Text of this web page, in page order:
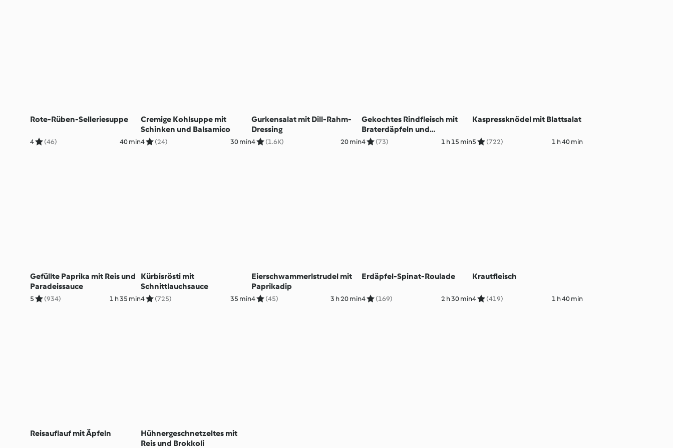
Rote-Rüben-Selleriesuppe
4 (46) 40 min
Cremige Kohlsuppe mit
Schinken und Balsamico
4 (24) 30 min
Gurkensalat mit Dill-Rahm-
Dressing
4 (1.6K) 20 min
Gekochtes Rindfleisch mit
Braterdäpfeln und
Wurzelgemüse
4 (73) 1 h 15 min
Kaspressknödel mit Blattsalat
5 (722) 1 h 40 min
Gefüllte Paprika mit Reis und
Paradeissauce
5 (934) 1 h 35 min
Kürbisrösti mit
Schnittlauchsauce
4 (725) 35 min
Eierschwammerlstrudel mit
Paprikadip
4 (45) 3 h 20 min
Erdäpfel-Spinat-Roulade
4 (169) 2 h 30 min
Krautfleisch
4 (419) 1 h 40 min
Reisauflauf mit Äpfeln
Hühnergeschnetzeltes mit
Reis und Brokkoli